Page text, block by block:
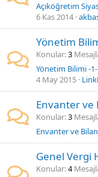
Açıköğretim
6 Kas 2014
Yönetim
Konular 3
Yönetim Bilimi -
4 May 2015
Envanter ve
Konular 3
Envanter ve
Genel Vergi
Konular 4